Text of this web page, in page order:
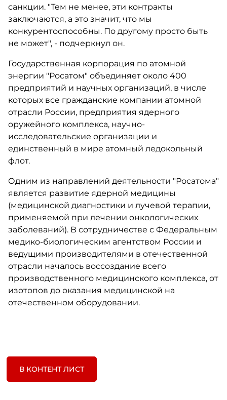
санкции. "Тем не менее, эти контракты
заключаются, а это значит, что мы
конкурентоспособны. По другому просто быть
не может", - подчеркнул он.
Государственная корпорация по атомной
энергии "Росатом" объединяет около 400
предприятий и научных организаций, в числе
которых все гражданские компании атомной
отрасли России, предприятия ядерного
оружейного комплекса, научно-
исследовательские организации и
единственный в мире атомный ледокольный
флот.
Одним из направлений деятельности "Росатома"
является развитие ядерной медицины
(медицинской диагностики и лучевой терапии,
применяемой при лечении онкологических
заболеваний). В сотрудничестве с Федеральным
медико-биологическим агентством России и
ведущими производителями в отечественной
отрасли началось воссоздание всего
производственного медицинского комплекса, от
изотопов до оказания медицинской на
отечественном оборудовании.
В КОНТЕНТ ЛИСТ